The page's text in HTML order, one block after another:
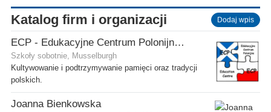
Katalog firm i organizacji Dodaj wpis
ECP - Edukacyjne Centrum Polonijne SCIO - Musselburgh
Szkoły sobotnie, Musselburgh
Kultywowanie i podtrzymywanie pamięci oraz tradycji
polskich.
Joanna Bienkowska